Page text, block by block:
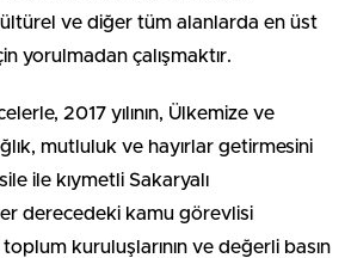
ve diğer tüm alanlarda en üst
yorulmadan çalışmaktır.
2017 yılının, Ülkemize ve
mutluluk ve hayırlar getirmesini
ile kıymetli Sakaryalı
derecedeki kamu görevlisi
toplum kuruluşlarının ve değerli basın